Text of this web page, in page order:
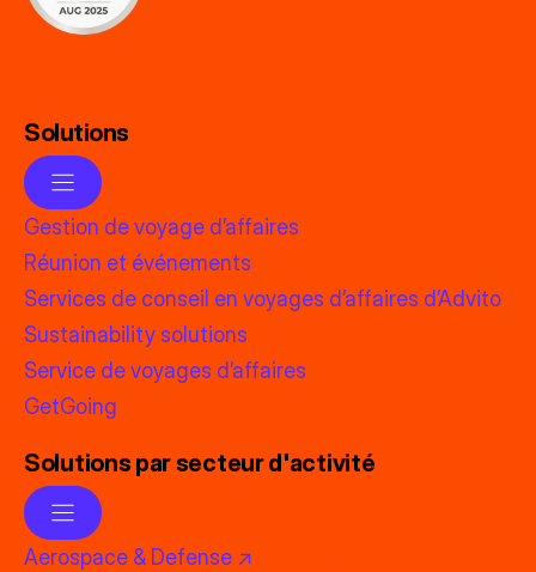
Solutions
Gestion de voyage d’affaires
Réunion et événements
Services de conseil en voyages d’affaires d’Advito
Sustainability solutions
Service de voyages d’affaires
GetGoing
Solutions par secteur d'activité
Aerospace & Defense ↗